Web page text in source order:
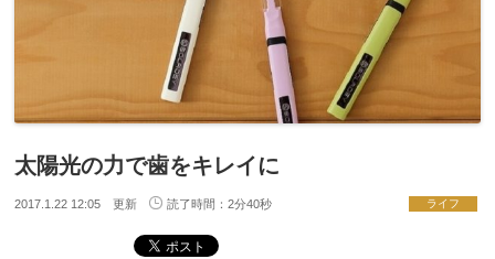
太陽光の力で歯をキレイに
2017.1.22 12:05 更新 読了時間：2分40秒 ライフ